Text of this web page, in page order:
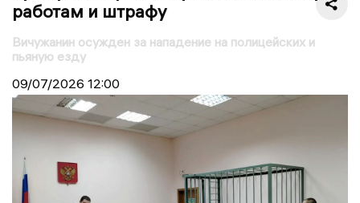
работам и штрафу
Вичужанин осужден за нападение на полицейских и
пьяную езду
09/07/2026 12:00